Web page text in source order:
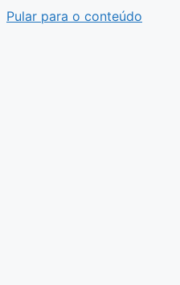
Pular para o conteúdo